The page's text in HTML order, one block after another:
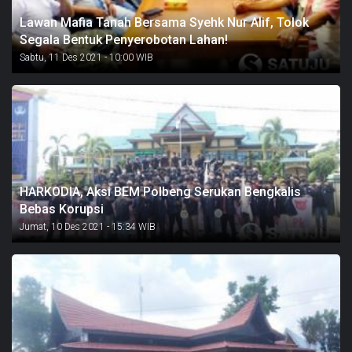
Lawan Mafia Tanah Bersama Syehk Nur Alif, Tolok
Segala Bentuk Penyerobotan Lahan!
Sabtu, 11 Des 2021 - 10:00 WIB
HARKODIA, Aksi BEM Polbeng Serukan Bengkalis
Bebas Korupsi
Jumat, 10 Des 2021 - 15:34 WIB